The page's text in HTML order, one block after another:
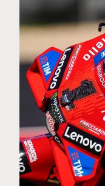
club spécial dans